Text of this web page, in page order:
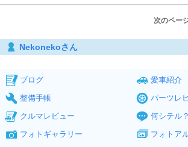
次のペー
Nekonekoさん
ブログ
愛車紹介
整備手帳
パーツレ
クルマレビュー
何シテル？
フォトギャラリー
フォトア